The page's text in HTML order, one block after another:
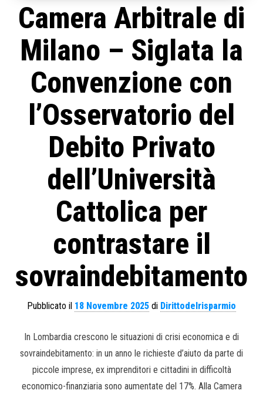
Camera Arbitrale di
Milano – Siglata la
Convenzione con
l’Osservatorio del
Debito Privato
dell’Università
Cattolica per
contrastare il
sovraindebitamento
Pubblicato il 18 Novembre 2025 di Dirittodelrisparmio
In Lombardia crescono le situazioni di crisi economica e di
sovraindebitamento: in un anno le richieste d’aiuto da parte di
piccole imprese, ex imprenditori e cittadini in difficoltà
economico-finanziaria sono aumentate del 17%. Alla Camera